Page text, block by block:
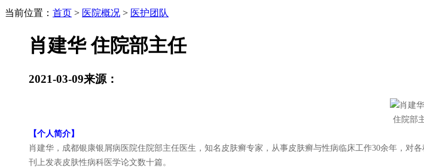
当前位置： 首页 > 医院概况 > 医护团队
肖建华 住院部主任
2021-03-09来源：
住院部
【个人简介】
肖建华，成都银康银屑病医院住院部主任医生，知名皮肤癣专家，从事皮肤癣与性病临床工作30余年，
刊上发表皮肤性病科医学论文数十篇。